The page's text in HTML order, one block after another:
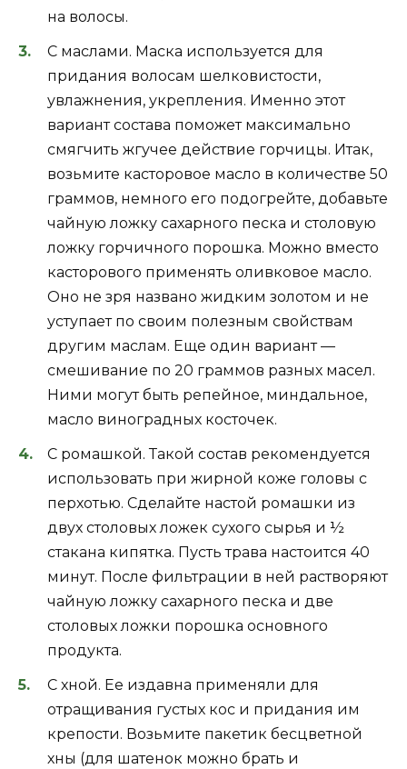
на волосы.
С маслами. Маска используется для
придания волосам шелковистости,
увлажнения, укрепления. Именно этот
вариант состава поможет максимально
смягчить жгучее действие горчицы. Итак,
возьмите касторовое масло в количестве 50
граммов, немного его подогрейте, добавьте
чайную ложку сахарного песка и столовую
ложку горчичного порошка. Можно вместо
касторового применять оливковое масло.
Оно не зря названо жидким золотом и не
уступает по своим полезным свойствам
другим маслам. Еще один вариант —
смешивание по 20 граммов разных масел.
Ними могут быть репейное, миндальное,
масло виноградных косточек.
С ромашкой. Такой состав рекомендуется
использовать при жирной коже головы с
перхотью. Сделайте настой ромашки из
двух столовых ложек сухого сырья и ½
стакана кипятка. Пусть трава настоится 40
минут. После фильтрации в ней растворяют
чайную ложку сахарного песка и две
столовых ложки порошка основного
продукта.
С хной. Ее издавна применяли для
отращивания густых кос и придания им
крепости. Возьмите пакетик бесцветной
хны (для шатенок можно брать и